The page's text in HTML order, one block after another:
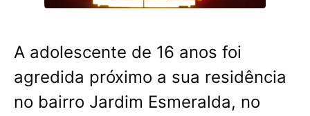
A adolescente de 16 anos foi
agredida próximo a sua residência
no bairro Jardim Esmeralda, no